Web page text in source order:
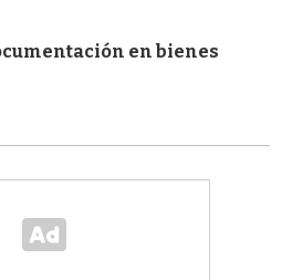
en bienes